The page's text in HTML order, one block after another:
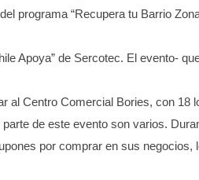
programa “Recupera tu Barrio
Apoya” de Sercotec. El evento-
al Centro Comercial Bories, con 18
de este evento son varios.
por comprar en sus negocios,